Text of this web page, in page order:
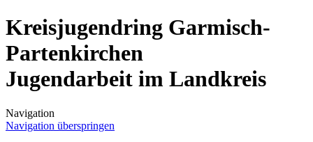
Kreisjugendring Garmisch-
Partenkirchen
Jugendarbeit im Landkreis
Navigation
Navigation überspringen